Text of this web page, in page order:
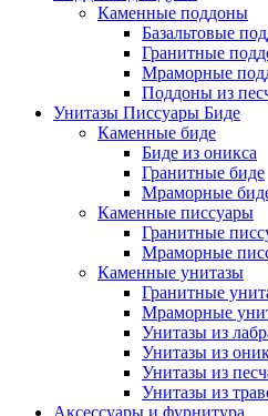
Каменные поддоны
Базальтовые
Гранитные
Мраморные
Поддоны из
Унитазы Писсуары Биде
Каменные биде
Биде из оникса
Гранитные биде
Мраморные
Каменные писсуары
Гранитные
Мраморные
Каменные унитазы
Гранитные
Мраморные
Унитазы из
Унитазы из
Унитазы из
Унитазы из
Аксессуары и фурнитура